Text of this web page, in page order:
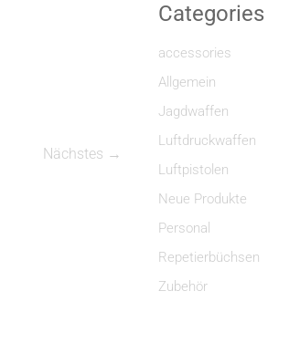
Nächstes →
Categories
accessories
Allgemein
Jagdwaffen
Luftdruckwaffen
Luftpistolen
Neue Produkte
Personal
Repetierbüchsen
Zubehör